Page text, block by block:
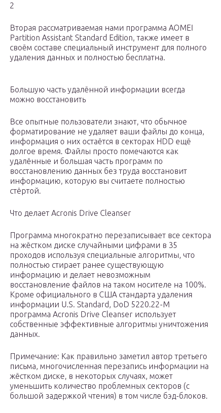
2
Вторая рассматриваемая нами программа AOMEI
Partition Assistant Standard Edition, также имеет в
своём составе специальный инструмент для полного
удаления данных и полностью бесплатна.
Большую часть удалённой информации всегда
можно восстановить
Все опытные пользователи знают, что обычное
форматирование не удаляет ваши файлы до конца,
информация о них остаётся в секторах HDD ещё
долгое время. Файлы просто помечаются как
удалённые и большая часть программ по
восстановлению данных без труда восстановит
информацию, которую вы считаете полностью
стёртой.
Что делает Acronis Drive Cleanser
Программа многократно перезаписывает все сектора
на жёстком диске случайными цифрами в 35
проходов используя специальные алгоритмы, что
полностью стирает ранее существующую
информацию и делает невозможным
восстановление файлов на таком носителе на 100%.
Кроме официального в США стандарта удаления
информации U.S. Standard, DoD 5220.22-M
программа Acronis Drive Cleanser использует
собственные эффективные алгоритмы уничтожения
данных.
Примечание: Как правильно заметил автор третьего
письма, многочисленная перезапись информации на
жёстком диске, в некоторых случаях, может
уменьшить количество проблемных секторов (с
большой задержкой чтения) в том числе бэд-блоков.